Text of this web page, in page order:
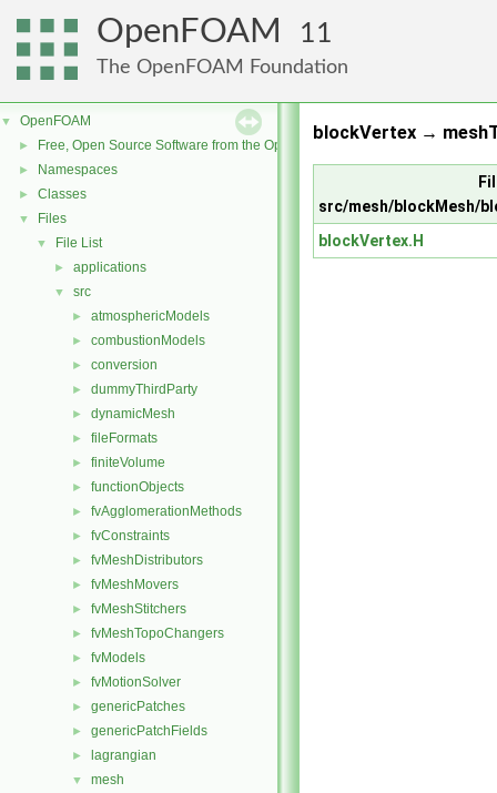
OpenFOAM 11
The OpenFOAM Foundation
▼ OpenFOAM
► Free, Open Source Software from the OpenFOAM Foundation
► Namespaces
► Classes
▼ Files
▼ File List
► applications
▼ src
► atmosphericModels
► combustionModels
► conversion
► dummyThirdParty
► dynamicMesh
► fileFormats
► finiteVolume
► functionObjects
► fvAgglomerationMethods
► fvConstraints
► fvMeshDistributors
► fvMeshMovers
► fvMeshStitchers
► fvMeshTopoChangers
► fvModels
► fvMotionSolver
► genericPatches
► genericPatchFields
► lagrangian
▼ mesh
blockVertex →
src/mesh/blockMesh/
blockVertex.H